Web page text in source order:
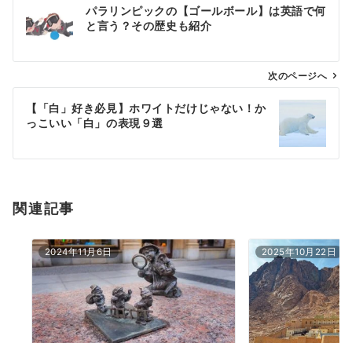
ン
パラリンピックの【ゴールボール】は英語で何
と言う？その歴史も紹介
次のページへ
【「白」好き必見】ホワイトだけじゃない！か
っこいい「白」の表現９選
関連記事
2024年11月6日 2025年10月22日